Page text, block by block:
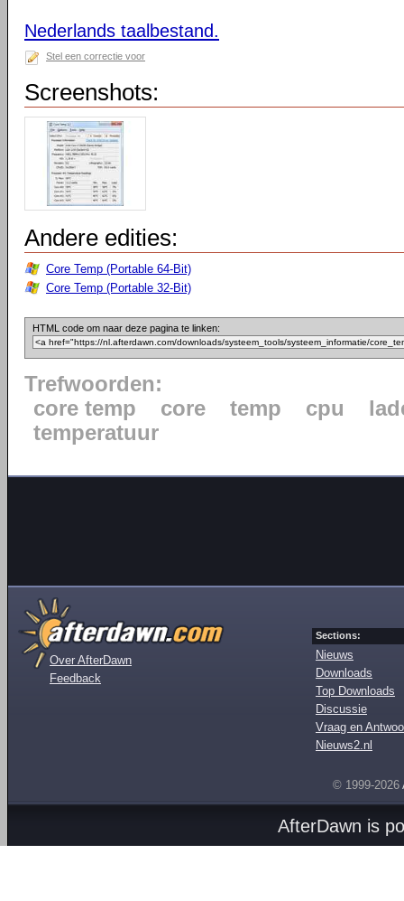
Nederlands taalbestand.
Stel een correctie voor
Screenshots:
Andere edities:
Core Temp (Portable 64-Bit)
Core Temp (Portable 32-Bit)
HTML code om naar deze pagina te linken:
Trefwoorden:
core temp
core temp cpu
temperatuur
Over AfterDawn
Feedback
Sections:
Nieuws
Downloads
Top Downloads
Discussie
Vraag en
Nieuws2.nl
© 1999-2026
AfterDawn is